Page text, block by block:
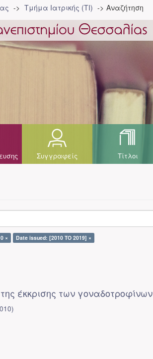
Τμήμα Ιατρικής (ΤΙ) Αναζήτηση
Συγγραφείς Τίτλοι
× Date issued: [2010 TO 2019] ×
έκκρισης των γοναδοτροφίνων
)